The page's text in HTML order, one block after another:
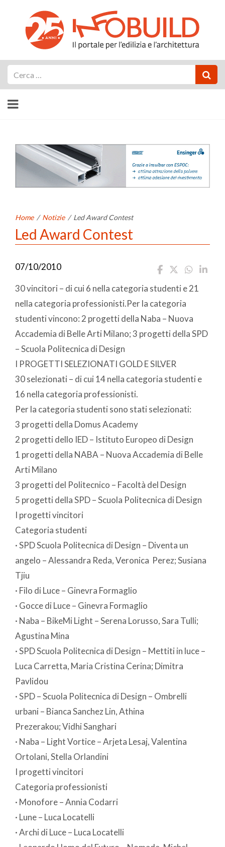
Home / Notizie / Led Award Contest
Led Award Contest
07/10/2010
30 vincitori – di cui 6 nella categoria studenti e 21
nella categoria professionisti.Per la categoria
studenti vincono: 2 progetti della Naba – Nuova
Accademia di Belle Arti Milano; 3 progetti della SPD
– Scuola Politecnica di Design
I PROGETTI SELEZIONATI GOLD E SILVER
30 selezionati – di cui 14 nella categoria studenti e
16 nella categoria professionisti.
Per la categoria studenti sono stati selezionati:
3 progetti della Domus Academy
2 progetti dello IED – Istituto Europeo di Design
1 progetti della NABA – Nuova Accademia di Belle
Arti Milano
3 progetti del Politecnico – Facoltà del Design
5 progetti della SPD – Scuola Politecnica di Design
I progetti vincitori
Categoria studenti
· SPD Scuola Politecnica di Design – Diventa un
angelo – Alessandra Reda, Veronica Perez; Susiana
Tjiu
· Filo di Luce – Ginevra Formaglio
· Gocce di Luce – Ginevra Formaglio
· Naba – BikeMi Light – Serena Lorusso, Sara Tulli;
Agustina Mina
· SPD Scuola Politecnica di Design – Mettiti in luce –
Luca Carretta, Maria Cristina Cerina; Dimitra
Pavlidou
· SPD – Scuola Politecnica di Design – Ombrelli
urbani – Bianca Sanchez Lin, Athina
Prezerakou; Vidhi Sanghari
· Naba – Light Vortice – Arjeta Lesaj, Valentina
Ortolani, Stella Orlandini
I progetti vincitori
Categoria professionisti
· Monofore – Annia Codarri
· Lune – Luca Locatelli
· Archi di Luce – Luca Locatelli